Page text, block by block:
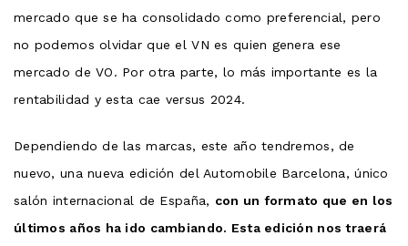
mercado que se ha consolidado como preferencial, pero
no podemos olvidar que el VN es quien genera ese
mercado de VO. Por otra parte, lo más importante es la
rentabilidad y esta cae versus 2024.
Dependiendo de las marcas, este año tendremos, de
nuevo, una nueva edición del Automobile Barcelona, ​​único
salón internacional de España, con un formato que en los
últimos años ha ido cambiando. Esta edición nos traerá